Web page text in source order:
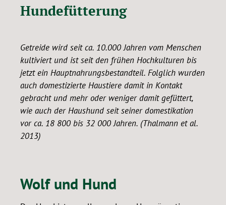
Hundefütterung
Getreide wird seit ca. 10.000 Jahren vom Menschen
kultiviert und ist seit den frühen Hochkulturen bis
jetzt ein Hauptnahrungsbestandteil. Folglich wurden
auch domestizierte Haustiere damit in Kontakt
gebracht und mehr oder weniger damit gefüttert,
wie auch der Haushund seit seiner domestikation
vor ca. 18 800 bis 32 000 Jahren. (Thalmann et al.
2013)
Wolf und Hund